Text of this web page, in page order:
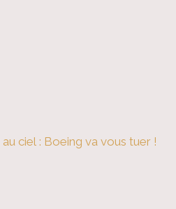
au ciel : Boeing va vous tuer !